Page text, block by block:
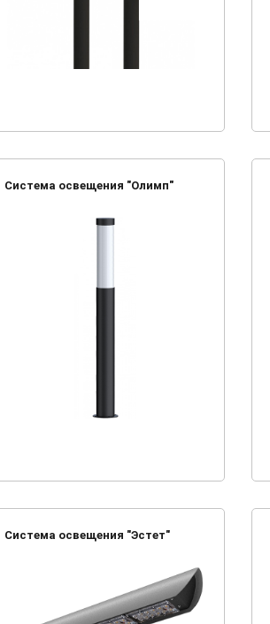
Система освещения "Олимп"
Система освещения "Эстет"